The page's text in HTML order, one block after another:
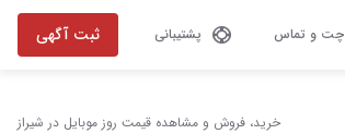
چت و تماس پشتیبانی ثبت آگهی
خرید، فروش و مشاهده قیمت روز موبایل در شیراز